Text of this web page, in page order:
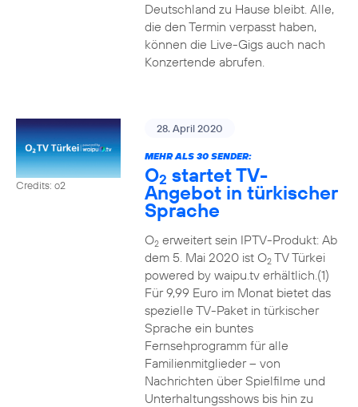
Deutschland zu Hause bleibt. Alle,
die den Termin verpasst haben,
können die Live-Gigs auch nach
Konzertende abrufen.
Credits: o2
28. April 2020
MEHR ALS 30 SENDER:
O2 startet TV-
Angebot in türkischer
Sprache
O2erweitert sein IPTV-Produkt: Ab
dem 5. Mai 2020 ist O2TV Türkei
powered by waipu.tv erhältlich.(1)
Für 9,99 Euro im Monat bietet das
spezielle TV-Paket in türkischer
Sprache ein buntes
Fernsehprogramm für alle
Familienmitglieder – von
Nachrichten über Spielfilme und
Unterhaltungsshows bis hin zu